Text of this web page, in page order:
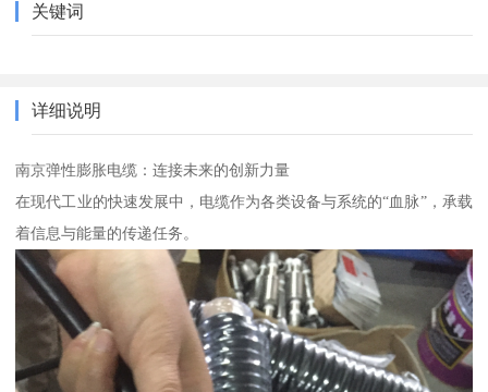
关键词
详细说明
南京弹性膨胀电缆：连接未来的创新力量
在现代工业的快速发展中，电缆作为各类设备与系统的“血脉”，承载
着信息与能量的传递任务。